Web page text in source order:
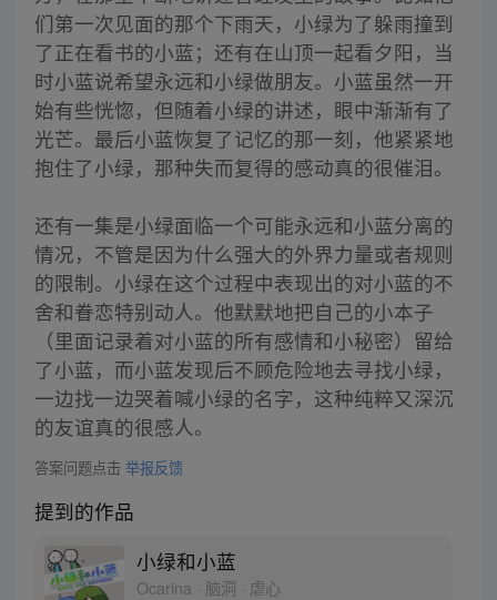
们第一次见面的那个下雨天，小绿为了躲雨撞到
了正在看书的小蓝；还有在山顶一起看夕阳，当
时小蓝说希望永远和小绿做朋友。小蓝虽然一开
始有些恍惚，但随着小绿的讲述，眼中渐渐有了
光芒。最后小蓝恢复了记忆的那一刻，他紧紧地
抱住了小绿，那种失而复得的感动真的很催泪。
还有一集是小绿面临一个可能永远和小蓝分离的
情况，不管是因为什么强大的外界力量或者规则
的限制。小绿在这个过程中表现出的对小蓝的不
舍和眷恋特别动人。他默默地把自己的小本子
（里面记录着对小蓝的所有感情和小秘密）留给
了小蓝，而小蓝发现后不顾危险地去寻找小绿，
一边找一边哭着喊小绿的名字，这种纯粹又深沉
的友谊真的很感人。
答案问题点击 举报反馈
提到的作品
小绿和小蓝
Ocarina · 脑洞 · 虐心